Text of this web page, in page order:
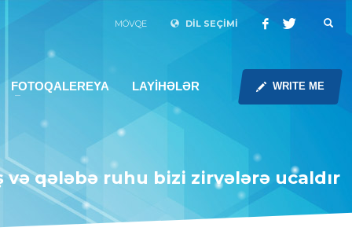
MÖVQE DİL SEÇİMİ
FOTOQALEREYA LAYİHƏLƏR WRITE ME
və qələbə ruhu bizi zirvələrə ucaldır